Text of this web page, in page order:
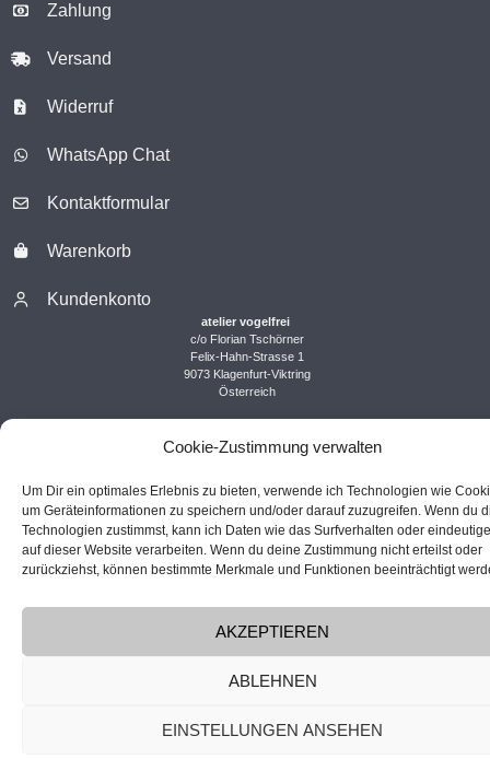
Cookie-Zustimmung verwalten
Um Dir ein optimales Erlebnis zu bieten, verwende ich Technologien wie
um Geräteinformationen zu speichern und/oder darauf zuzugreifen. Wenn du
Technologien zustimmst, kann ich Daten wie das Surfverhalten oder
auf dieser Website verarbeiten. Wenn du deine Zustimmung nicht erteilst oder
zurückziehst, können bestimmte Merkmale und Funktionen beeinträchtigt
AKZEPTIEREN
ABLEHNEN
EINSTELLUNGEN ANSEHEN
Zahlung
Versand
Widerruf
WhatsApp Chat
Kontaktformular
Warenkorb
Kundenkonto
atelier vogelfrei
c/o Florian Tschörner
Felix-Hahn-Strasse 1
9073 Klagenfurt-Viktring
Österreich
Vertrag widerrufen